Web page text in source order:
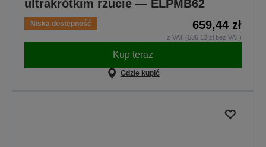
ultrakrótkim rzucie — ELPMB62
Niska dostępność 659,44 zł
z VAT (536,13 zł bez VAT)
Kup teraz
Gdzie kupić